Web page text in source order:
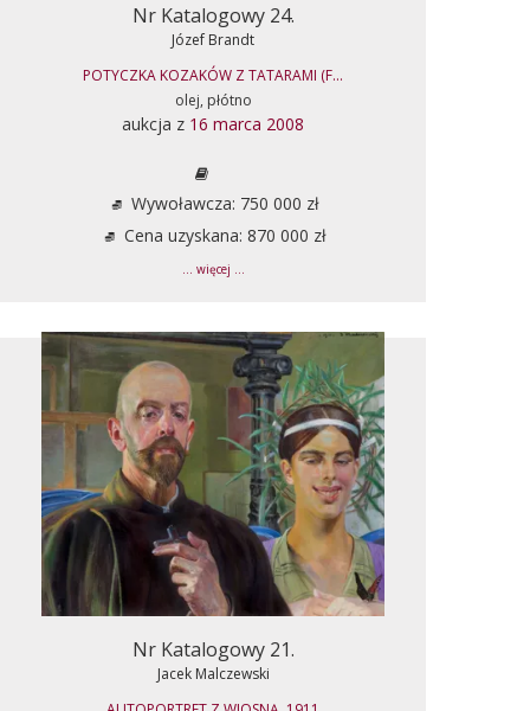
Nr Katalogowy 24.
Józef Brandt
POTYCZKA KOZAKÓW Z TATARAMI (F...
olej, płótno
aukcja z 16 marca 2008
Wywoławcza: 750 000 zł
Cena uzyskana: 870 000 zł
... więcej ...
Nr Katalogowy 21.
Jacek Malczewski